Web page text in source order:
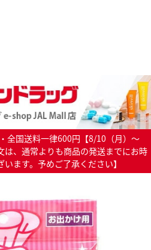
全国送料一律600円【8/10（月）～
、通常よりも商品の発送までにお時
ます。予めご了承ください】